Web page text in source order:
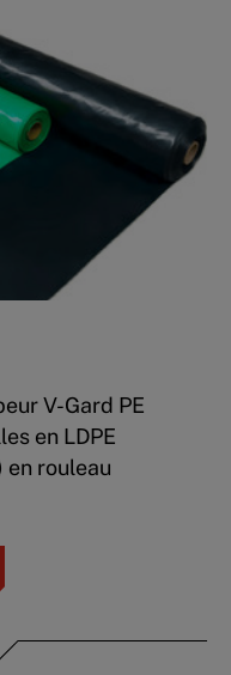
V-Gard PE
en LDPE
en rouleau